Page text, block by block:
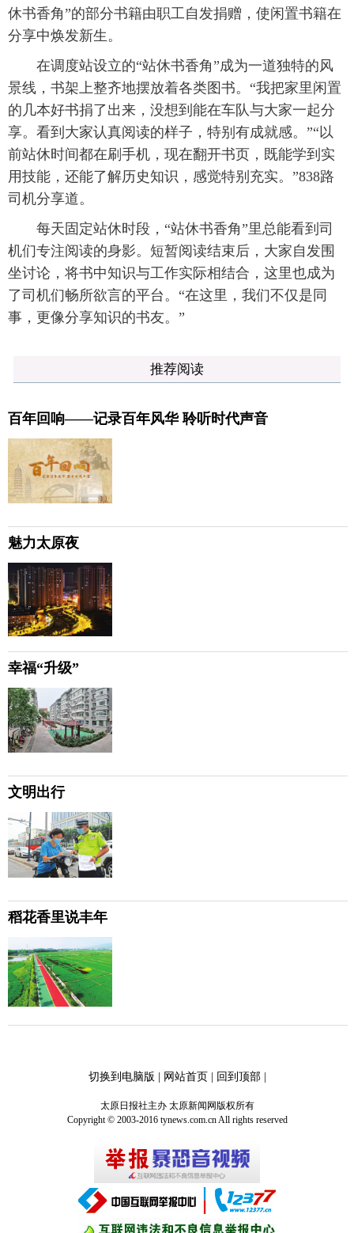
休书香角”的部分书籍由职工自发捐赠，使闲置书籍在
分享中焕发新生。
在调度站设立的“站休书香角”成为一道独特的风
景线，书架上整齐地摆放着各类图书。“我把家里闲置
的几本好书捐了出来，没想到能在车队与大家一起分
享。看到大家认真阅读的样子，特别有成就感。”“以
前站休时间都在刷手机，现在翻开书页，既能学到实
用技能，还能了解历史知识，感觉特别充实。”838路
司机分享道。
每天固定站休时段，“站休书香角”里总能看到司
机们专注阅读的身影。短暂阅读结束后，大家自发围
坐讨论，将书中知识与工作实际相结合，这里也成为
了司机们畅所欲言的平台。“在这里，我们不仅是同
事，更像分享知识的书友。”
推荐阅读
百年回响——记录百年风华 聆听时代声音
魅力太原夜
幸福“升级”
文明出行
稻花香里说丰年
切换到电脑版 网站首页 回到顶部|
太原日报社主办 太原新闻网版权所有
Copyright © 2003-2016 tynews.com.cn All rights reserved